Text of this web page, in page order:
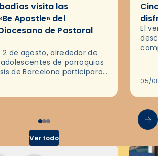
visita las
Apostle» del
de Pastoral
2 de agosto, alrededor de
de parroquias
de Barcelona participaron
Be Apostle, organizadas
El
05/
Ver todo